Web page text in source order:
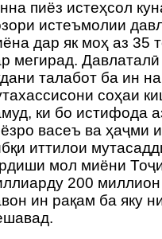
пиёз истеҳсол
истеъмолии
дар як моҳ аз 35
мегирад.
талабот ба ин
соҳаи
ки бо истифода
васеъ ва ҳаҷми
иттилои
мол миёни
200
ин рақам ба яку